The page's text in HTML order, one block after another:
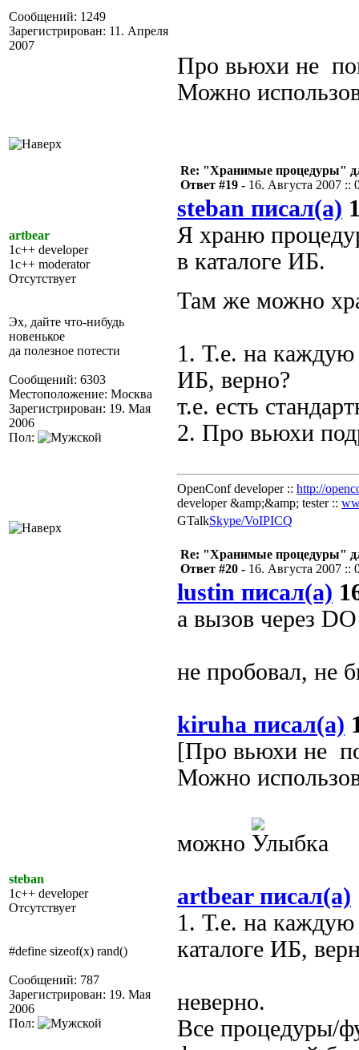
Сообщений: 1249
Зарегистрирован: 11. Апреля
2007
Про вьюхи не
Можно
artbear
1c++ developer
1c++ moderator
Отсутствует
Эх, дайте что-нибудь
новенькое
да полезное потести
Сообщений: 6303
Местоположение: Москва
Зарегистрирован: 19. Мая
2006
Пол:
Re: "Хранимые процедуры"
Ответ #19 - 16. Августа 2007 ::
steban писал(а)
Я храню
в каталоге ИБ.
Там же можно
1. Т.е. на каждую
ИБ, верно?
т.е. есть
2. Про вьюхи
OpenConf developer :: http://
developer &amp;&amp; tester ::
GTalkSkype/VoIPICQ
steban
1c++ developer
Отсутствует
#define sizeof(x) rand()
Сообщений: 787
Зарегистрирован: 19. Мая
2006
Пол:
Re: "Хранимые процедуры"
Ответ #20 - 16. Августа 2007 ::
lustin писал(а)
а вызов через
не пробовал, не
kiruha писал(а)
[Про вьюхи не
Можно
можно
artbear писал(а)
1. Т.е. на
каталоге ИБ,
неверно.
Все процедуры/